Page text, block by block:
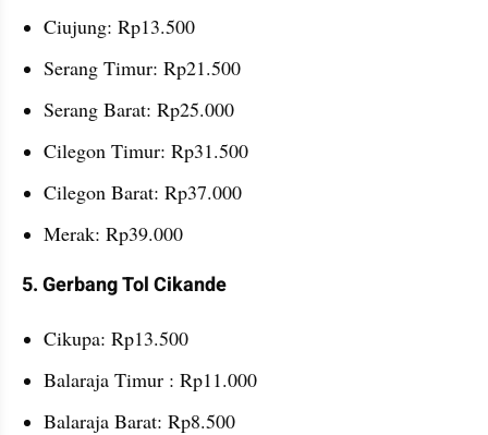
Ciujung: Rp13.500
Serang Timur: Rp21.500
Serang Barat: Rp25.000
Cilegon Timur: Rp31.500
Cilegon Barat: Rp37.000
Merak: Rp39.000
5. Gerbang Tol Cikande
Cikupa: Rp13.500
Balaraja Timur : Rp11.000
Balaraja Barat: Rp8.500